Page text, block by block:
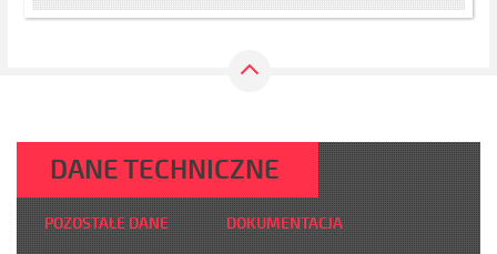
DANE TECHNICZNE
POZOSTAŁE DANE DOKUMENTACJA